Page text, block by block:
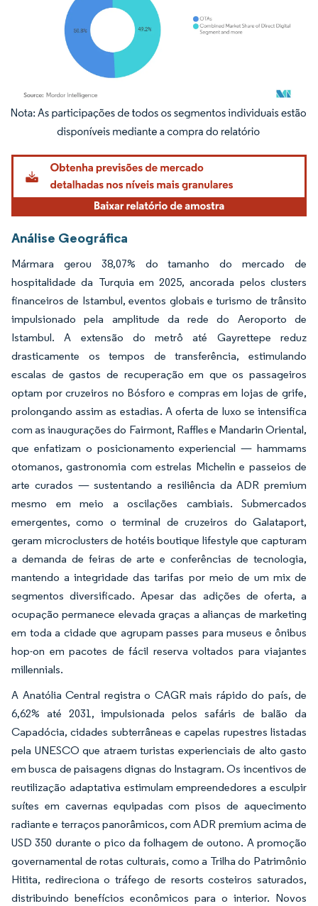
Imagem © Mordor Intelligence. O reuso requer atribuição conforme CC BY 4.0.
Análise Geográfica
Mármara gerou 38,07% do tamanho do mercado de
hospitalidade da Turquia em 2025, ancorada pelos clusters
financeiros de Istambul, eventos globais e turismo de trânsito
impulsionado pela amplitude da rede do Aeroporto de
Istambul. A extensão do metrô até Gayrettepe reduz
drasticamente os tempos de transferência, estimulando
escalas de gastos de recuperação em que os passageiros
optam por cruzeiros no Bósforo e compras em lojas de grife,
prolongando assim as estadias. A oferta de luxo se intensifica
com as inaugurações do Fairmont, Raffles e Mandarin Oriental,
que enfatizam o posicionamento experiencial — hammams
otomanos, gastronomia com estrelas Michelin e passeios de
arte curados — sustentando a resiliência da ADR premium
mesmo em meio a oscilações cambiais. Submercados
emergentes, como o terminal de cruzeiros do Galataport,
geram microclusters de hotéis boutique lifestyle que capturam
a demanda de feiras de arte e conferências de tecnologia,
mantendo a integridade das tarifas por meio de um mix de
segmentos diversificado. Apesar das adições de oferta, a
ocupação permanece elevada graças a alianças de marketing
em toda a cidade que agrupam passes para museus e ônibus
hop-on em pacotes de fácil reserva voltados para viajantes
millennials.
A Anatólia Central registra o CAGR mais rápido do país, de
6,62% até 2031, impulsionada pelos safáris de balão da
Capadócia, cidades subterrâneas e capelas rupestres listadas
pela UNESCO que atraem turistas experienciais de alto gasto
em busca de paisagens dignas do Instagram. Os incentivos de
reutilização adaptativa estimulam empreendedores a esculpir
suítes em cavernas equipadas com pisos de aquecimento
radiante e terraços panorâmicos, com ADR premium acima de
USD 350 durante o pico da folhagem de outono. A promoção
governamental de rotas culturais, como a Trilha do Patrimônio
Hitita, redireciona o tráfego de resorts costeiros saturados,
distribuindo benefícios econômicos para o interior. Novos